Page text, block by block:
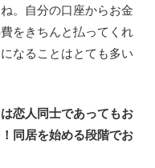
。自分の口座からお金
をきちんと払ってくれ
なることはとても多い
恋人同士であってもお
同居を始める段階でお